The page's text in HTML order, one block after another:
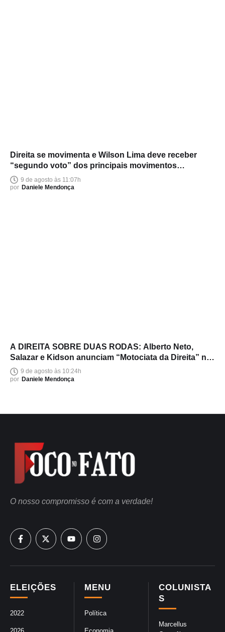
Direita se movimenta e Wilson Lima deve receber
“segundo voto” dos principais movimentos
conservadores do Amazonas
9 de agosto às 11:07h
por Daniele Mendonça
A DIREITA SOBRE DUAS RODAS: Alberto Neto,
Salazar e Kidson anunciam “Motociata da Direita” no
Amazonas
9 de agosto às 10:24h
por Daniele Mendonça
COLUNISTA
S
Marcellus
MENU
Política
ELEIÇÕES
2022
O nosso compromisso é com a verdade!